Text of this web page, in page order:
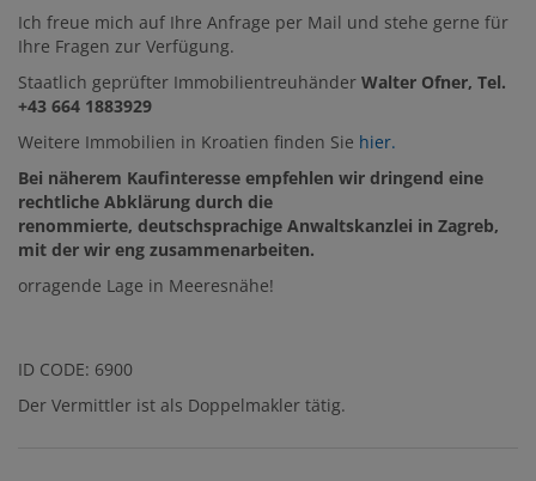
Ich freue mich auf Ihre Anfrage per Mail und stehe gerne für
Ihre Fragen zur Verfügung.
Staatlich geprüfter Immobilientreuhänder Walter Ofner, Tel.
+43 664 1883929
Weitere Immobilien in Kroatien finden Sie hier.
Bei näherem Kaufinteresse empfehlen wir dringend eine
rechtliche Abklärung durch die
renommierte, deutschsprachige Anwaltskanzlei in Zagreb,
mit der wir eng zusammenarbeiten.
orragende Lage in Meeresnähe!
ID CODE: 6900
Der Vermittler ist als Doppelmakler tätig.